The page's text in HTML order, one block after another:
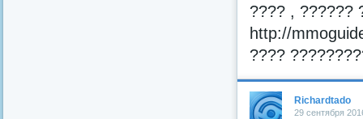
???? , ??????
http://
????
Richardtado
29 сентября